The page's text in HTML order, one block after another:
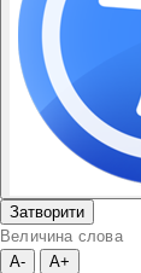
Затворити
Величина слова
A-
A+